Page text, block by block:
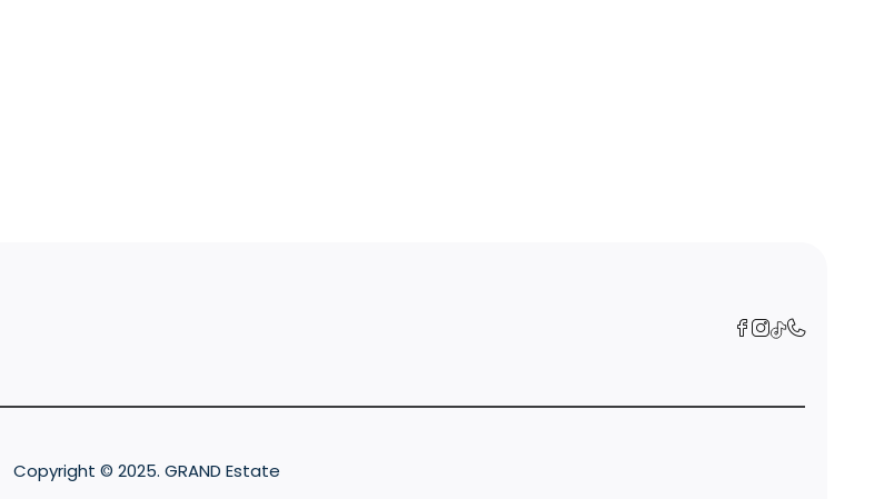
Copyright © 2025. GRAND Estate